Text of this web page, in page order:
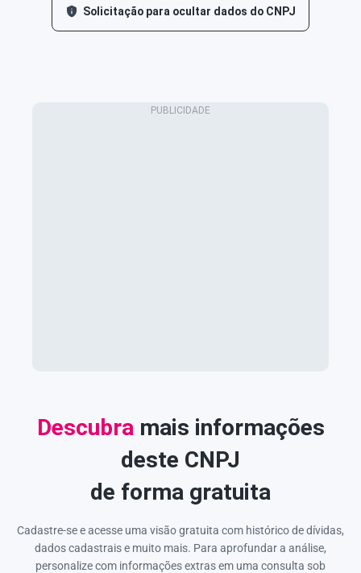
Solicitação para ocultar dados do CNPJ
Descubra mais informações
deste CNPJ
de forma gratuita
Cadastre-se e acesse uma visão gratuita com histórico de dívidas,
dados cadastrais e muito mais. Para aprofundar a análise,
personalize com informações extras em uma consulta sob